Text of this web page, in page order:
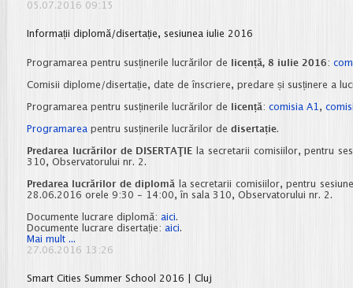
master,
2016
Rezultate
05.07.2016 09:15
Informații diplomă/disertație, sesiunea iulie 2016
Programarea pentru susținerile lucrărilor de licență, 8 iulie 2016:
Comisii diplome/disertație, date de înscriere, predare și susținere a
Programarea pentru susținerile lucrărilor de licență: comisia A1 ,
Programarea pentru susținerile lucrărilor de disertație.
Predarea lucrărilor de DISERTAŢIE
la secretarii comisiilor, pentru
310, Observatorului nr. 2.
Predarea lucrărilor de diplomă
la secretarii comisiilor, pentru
28.06.2016 orele 9:30 - 14:00, în sala 310, Observatorului nr. 2.
Documente lucrare diplomă: aici.
Documente lucrare disertație: aici.
Mai mult ...
diplomă/disertație,
2016
27.06.2016 13:26
Smart Cities Summer School 2016 | Cluj